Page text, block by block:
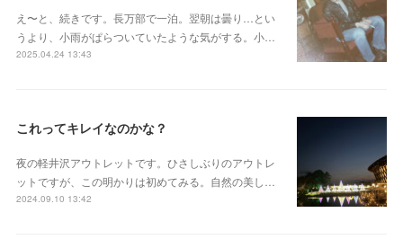
え〜と、続きです。長万部で一泊。翌朝は曇り…とい
うより、小雨がぱらついていたような気がする。小…
2025.04.24 13:43
これってキレイなのかな？
夜の軽井沢アウトレットです。ひさしぶりのアウトレ
ットですが、この明かりは初めてみる。自然の美し…
2024.09.10 13:42